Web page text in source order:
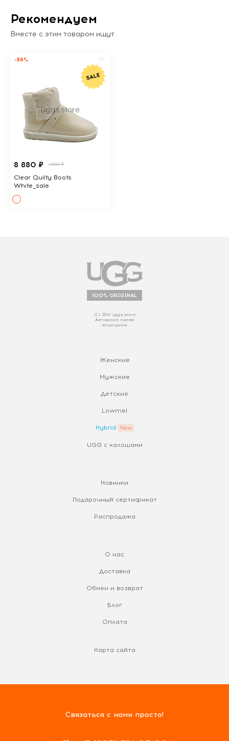
Рекомендуем
Вместе с этим товаром ищут
-36%
8 880 ₽ 13690 ₽
Clear Quilty Boots
White_sale
100% ORIGINAL
(С) 2017 uggs.store
Авторские права
защищены
Женские
Мужские
Детские
Lowmel
Hybrid
UGG с калошами
Новинки
Подарочный сертификат
Распродажа
О нас
Доставка
Обмен и возврат
Блог
Оплата
Карта сайта
Связаться с нами просто!